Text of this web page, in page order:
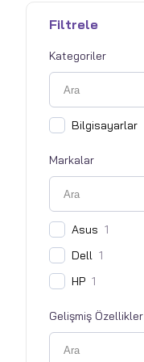
Filtrele
Kategoriler
Bilgisayarlar
Markalar
Asus 1
Dell 1
HP 1
Gelişmiş Özellikler